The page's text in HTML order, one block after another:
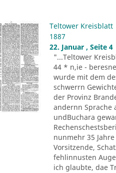
Teltower Kreisblatt
1887
22. Januar , Seite 4
"...Teltower
44 * n,ie -
wurde mit dem
schwerrn
der Provinz
andernn Sprache
undBuchara
nunmehr 35
Vorsitzende,
fehlinnusten
ich glaubte, dae